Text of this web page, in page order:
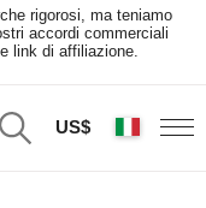
rigorosi, ma teniamo
accordi commerciali
link di affiliazione.
US$